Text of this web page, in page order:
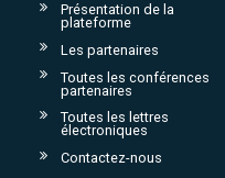
Présentation de la
plateforme
Les partenaires
Toutes les conférences
partenaires
Toutes les lettres
électroniques
Contactez-nous